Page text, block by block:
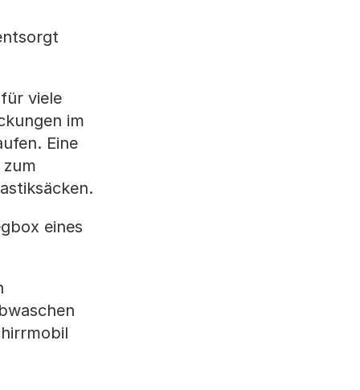
viele
im
Eine
eines